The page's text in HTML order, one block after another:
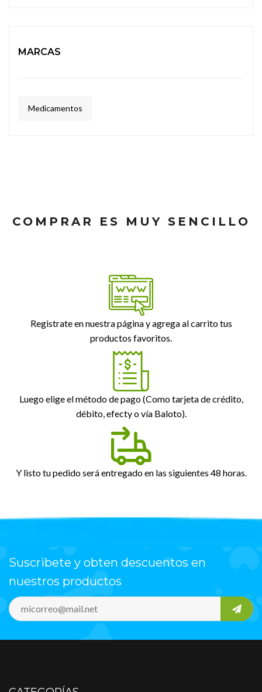
MARCAS
Medicamentos
COMPRAR ES MUY SENCILLO
Registrate en nuestra página y agrega al carrito tus
productos favoritos.
Luego elige el método de pago (Como tarjeta de crédito,
débito, efecty o vía Baloto).
Y listo tu pedido será entregado en las siguientes 48 horas.
Suscribete y obten descuentos en
nuestros productos